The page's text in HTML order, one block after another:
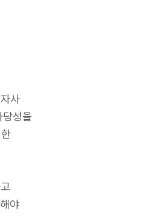
사
성을
야